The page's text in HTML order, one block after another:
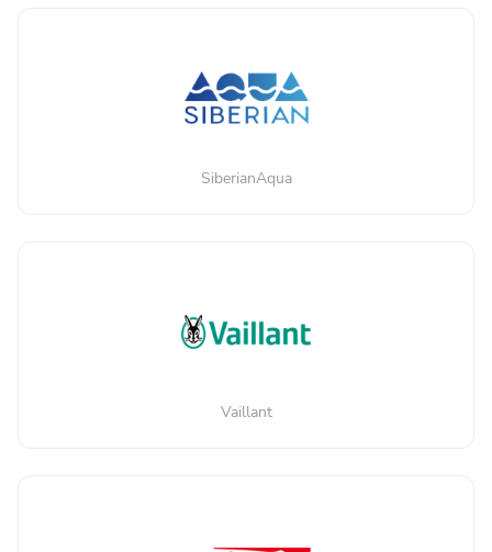
SiberianAqua
Vaillant